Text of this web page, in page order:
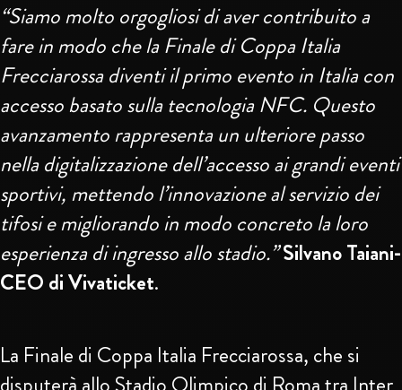
“Siamo molto orgogliosi di aver contribuito a
fare in modo che la Finale di Coppa Italia
Frecciarossa diventi il primo evento in Italia con
accesso basato sulla tecnologia NFC. Questo
avanzamento rappresenta un ulteriore passo
nella digitalizzazione dell’accesso ai grandi eventi
sportivi, mettendo l’innovazione al servizio dei
tifosi e migliorando in modo concreto la loro
esperienza di ingresso allo stadio.”Silvano Taiani-
CEO di Vivaticket.
La Finale di Coppa Italia Frecciarossa, che si